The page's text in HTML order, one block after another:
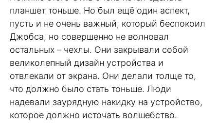
планшет тоньше. Но был ещё один аспект,
пусть и не очень важный, который беспокоил
Джобса, но совершенно не волновал
остальных – чехлы. Они закрывали собой
великолепный дизайн устройства и
отвлекали от экрана. Они делали толще то,
что должно было стать тоньше. Люди
надевали заурядную накидку на устройство,
которое должно источать волшебство.